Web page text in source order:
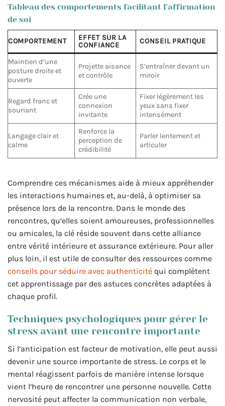
Tableau des comportements facilitant l’affirmation
de soi
COMPORTEMENT
EFFET SUR LA
CONFIANCE
CONSEIL PRATIQUE
Maintien d’une
posture droite et
ouverte
Projette aisance
et contrôle
S’entraîner devant un
miroir
Regard franc et
souriant
Crée une
connexion
invitante
Fixer légèrement les
yeux sans fixer
intensément
Langage clair et
calme
Renforce la
perception de
crédibilité
Parler lentement et
articuler
Comprendre ces mécanismes aide à mieux appréhender
les interactions humaines et, au-delà, à optimiser sa
présence lors de la rencontre. Dans le monde des
rencontres, qu’elles soient amoureuses, professionnelles
ou amicales, la clé réside souvent dans cette alliance
entre vérité intérieure et assurance extérieure. Pour aller
plus loin, il est utile de consulter des ressources comme
conseils pour séduire avec authenticité qui complètent
cet apprentissage par des astuces concrètes adaptées à
chaque profil.
Techniques psychologiques pour gérer le
stress avant une rencontre importante
Si l’anticipation est facteur de motivation, elle peut aussi
devenir une source importante de stress. Le corps et le
mental réagissent parfois de manière intense lorsque
vient l’heure de rencontrer une personne nouvelle. Cette
nervosité peut affecter la communication non verbale,